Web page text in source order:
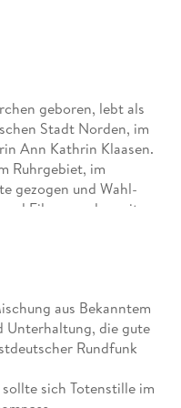
geboren, lebt als
Stadt Norden, im
Ann Kathrin Klaasen.
Ruhrgebiet, im
gezogen und Wahl-
Filme wurden mit
Drehbücher wurden
Deutschland.
Ann Kathrin Klaasen
sind Quotenrenner und
aus Bekanntem
Unterhaltung, die gute
Rundfunk
sich Totenstille im